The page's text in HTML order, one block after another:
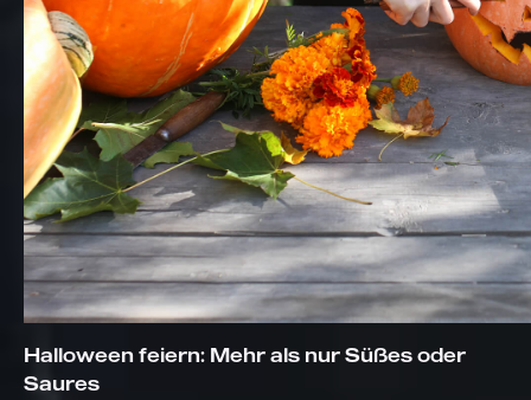
Halloween feiern: Mehr als nur Süßes oder
Saures